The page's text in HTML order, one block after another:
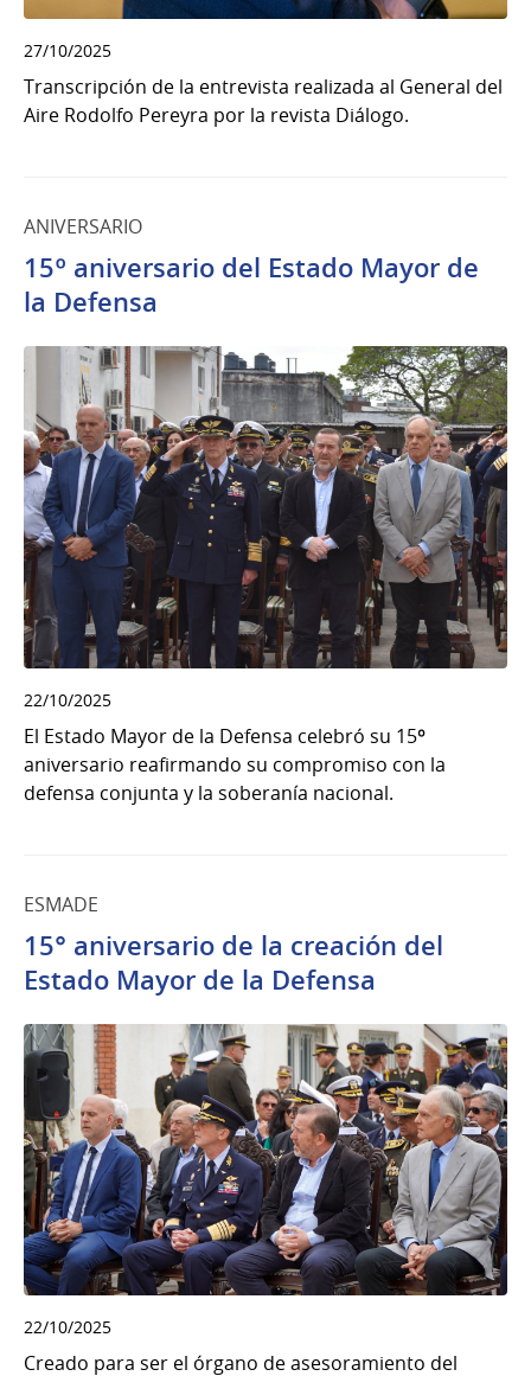
27/10/2025
Transcripción de la entrevista realizada al General del
Aire Rodolfo Pereyra por la revista Diálogo.
ANIVERSARIO
15º aniversario del Estado Mayor de
la Defensa
22/10/2025
El Estado Mayor de la Defensa celebró su 15º
aniversario reafirmando su compromiso con la
defensa conjunta y la soberanía nacional.
ESMADE
15° aniversario de la creación del
Estado Mayor de la Defensa
22/10/2025
Creado para ser el órgano de asesoramiento del